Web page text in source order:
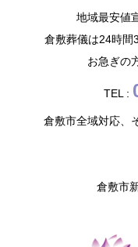
地域最安値
倉敷葬儀は24時間
お急ぎの
TEL :
倉敷市全域対応、
倉敷市